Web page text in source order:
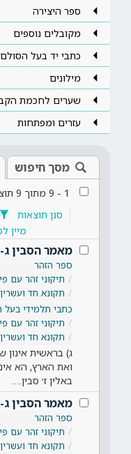
ספר היצירה
מקובלים נוספים
כתבי יד בעל הסולם
מילונים
שערים לחכמת
עזרים ומפתחות
מסך חיפוש
1
-
9 מתוך 9
סנן תוצאות
מיין
מאמר הסבין
ספר הזהר
תיקוני זהר עם
תקונא חד ועשרין
כתבי תלמידי בעל
תיקוני זהר עם
תקונא חד ועשרין
ג) בראשית אינון
ואת הארץ, הא
באלין ז׳ סבין.…
מאמר הסבין
ספר הזהר
תיקוני זהר עם
תקונא חד ועשרין